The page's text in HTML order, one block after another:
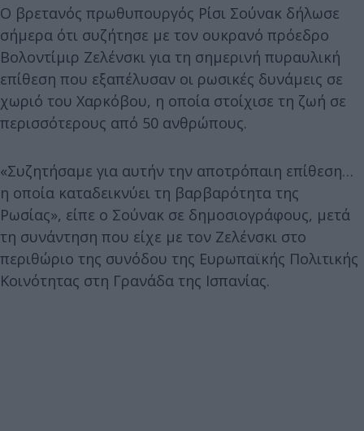
Ο βρετανός πρωθυπουργός Ρίσι Σούνακ δήλωσε
σήμερα ότι συζήτησε με τον ουκρανό πρόεδρο
Βολοντίμιρ Ζελένσκι για τη σημερινή πυραυλική
επίθεση που εξαπέλυσαν οι ρωσικές δυνάμεις σε
χωριό του Χαρκόβου, η οποία στοίχισε τη ζωή σε
περισσότερους από 50 ανθρώπους.
«Συζητήσαμε για αυτήν την αποτρόπαιη επίθεση…
η οποία καταδεικνύει τη βαρβαρότητα της
Ρωσίας», είπε ο Σούνακ σε δημοσιογράφους, μετά
τη συνάντηση που είχε με τον Ζελένσκι στο
περιθώριο της συνόδου της Ευρωπαϊκής Πολιτικής
Κοινότητας στη Γρανάδα της Ισπανίας.